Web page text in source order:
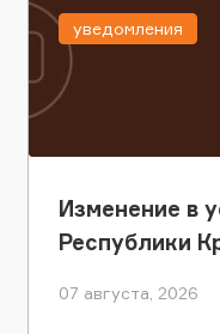
Изменение в
Республики
07 августа, 2026
уведомления